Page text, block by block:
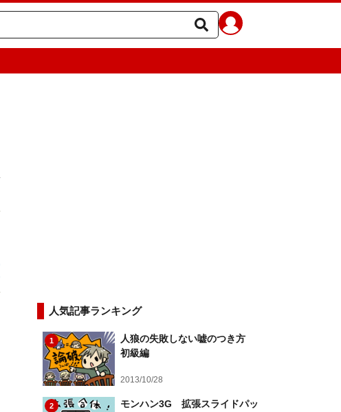
人気記事ランキング
1
人狼の失敗しない嘘のつき方
初級編
2013/10/28
2
モンハン3G 拡張スライドパッ